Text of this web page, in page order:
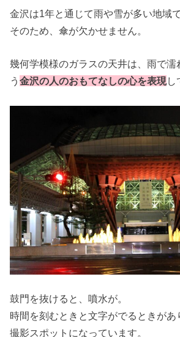
金沢は1年と通じて雨や雪が多い地域で
そのため、傘が欠かせません。
幾何学模様のガラスの天井は、雨で濡
う金沢の人のおもてなしの心を表現し
鼓門を抜けると、噴水が。
時間を刻むときと文字がでるときが
撮影スポットになっています。